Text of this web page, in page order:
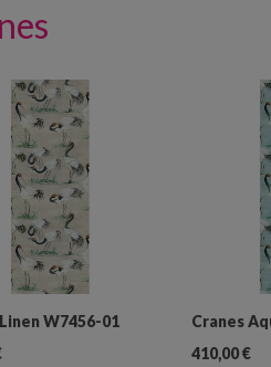
W7456-01
Cranes
410,00€